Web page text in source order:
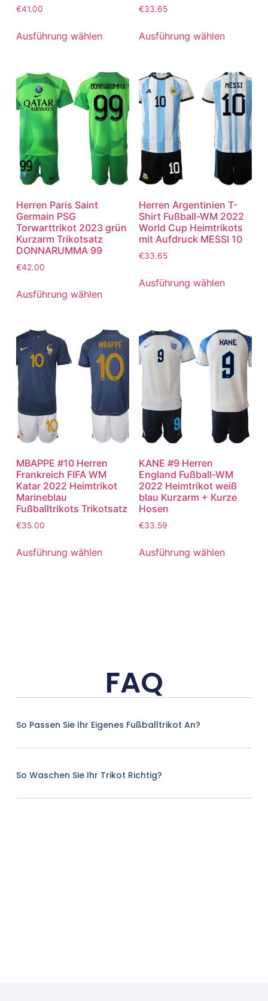
€41.00
Ausführung wählen
€33.65
Ausführung wählen
Herren Paris Saint
Germain PSG
Torwarttrikot 2023 grün
Kurzarm Trikotsatz
DONNARUMMA 99
€42.00
Ausführung wählen
Herren Argentinien T-
Shirt Fußball-WM 2022
World Cup Heimtrikots
mit Aufdruck MESSI 10
€33.65
Ausführung wählen
MBAPPE #10 Herren
Frankreich FIFA WM
Katar 2022 Heimtrikot
Marineblau
Fußballtrikots Trikotsatz
€35.00
Ausführung wählen
KANE #9 Herren
England Fußball-WM
2022 Heimtrikot weiß
blau Kurzarm + Kurze
Hosen
€33.59
Ausführung wählen
FAQ
So Passen Sie Ihr Eigenes Fußballtrikot An?
So Waschen Sie Ihr Trikot Richtig?